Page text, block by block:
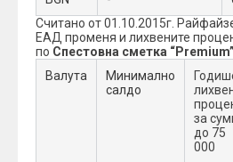
Считано от 01.10.2015г.
ЕАД променя и лихвените
по Спестовна сметка “Premium”
Валута
Минимално
салдо
за
до 75
000